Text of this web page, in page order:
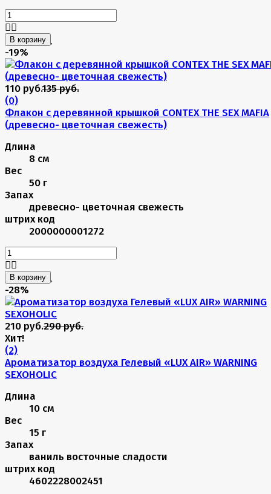
В корзину
-19%
110 руб.135 руб.
(0)
Флакон с деревянной крышкой CONTEX THE SEX MAFIA
(древесно- цветочная свежесть)
Длина
8 см
Вес
50 г
Запах
древесно- цветочная свежесть
штрих код
2000000001272
В корзину
-28%
210 руб.290 руб.
Хит!
(2)
Ароматизатор воздуха Гелевый «LUX AIR» WARNING
SEXOHOLIC
Длина
10 см
Вес
15 г
Запах
ваниль восточные сладости
штрих код
4602228002451